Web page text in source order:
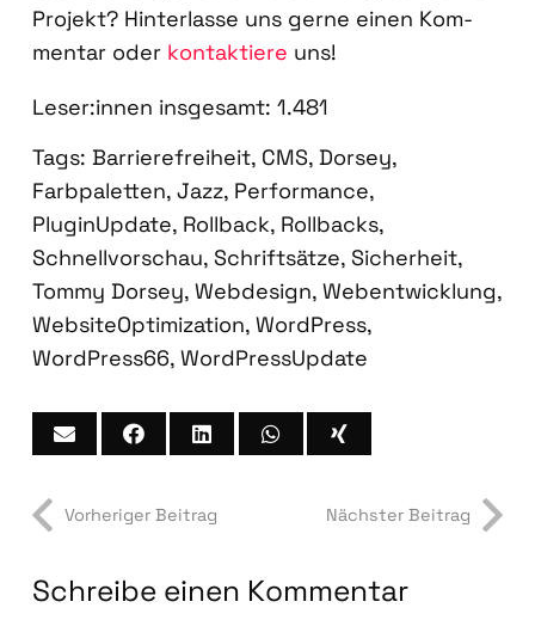
Pro­jekt? Hin­ter­las­se uns ger­ne einen Kom­
men­tar oder kon­tak­tie­re uns!
Leser:innen ins­ge­samt: 1.481
Tags: Barrierefreiheit, CMS, Dorsey,
Farbpaletten, Jazz, Performance,
PluginUpdate, Rollback, Rollbacks,
Schnellvorschau, Schriftsätze, Sicherheit,
Tommy Dorsey, Webdesign, Webentwicklung,
WebsiteOptimization, WordPress,
WordPress66, WordPressUpdate
Vorheriger Beitrag Nächster Beitrag
Schreibe einen Kommentar